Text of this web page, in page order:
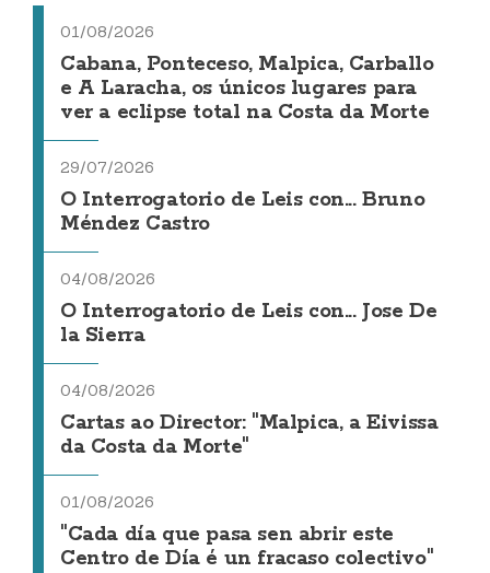
01/08/2026
Cabana, Ponteceso, Malpica, Carballo
e A Laracha, os únicos lugares para
ver a eclipse total na Costa da Morte
29/07/2026
O Interrogatorio de Leis con... Bruno
Méndez Castro
04/08/2026
O Interrogatorio de Leis con... Jose De
la Sierra
04/08/2026
Cartas ao Director: "Malpica, a Eivissa
da Costa da Morte"
01/08/2026
"Cada día que pasa sen abrir este
Centro de Día é un fracaso colectivo"